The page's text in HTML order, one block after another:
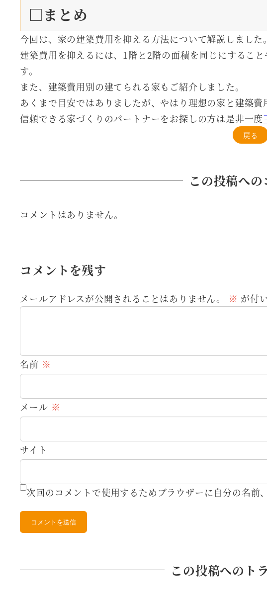
□まとめ
今回は、家の建築費用を抑える方法について解説しました。
建築費用を抑えるには、1階と2階の面積を同じにするこ
す。
また、建築費用別の建てられる家もご紹介しました。
あくまで目安ではありましたが、やはり理想の家と建築費
信頼できる家づくりのパートナーをお探しの方は是非一度
戻る
この投稿への
コメントはありません。
コメントを残す
メールアドレスが公開されることはありません。 ※ が付
名前 ※
メール ※
サイト
次回のコメントで使用するためブラウザーに自分の名前
この投稿へのト